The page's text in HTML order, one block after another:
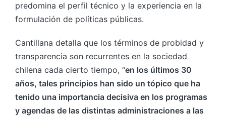
predomina el perfil técnico y la experiencia en la
formulación de políticas públicas.
Cantillana detalla que los términos de probidad y
transparencia son recurrentes en la sociedad
chilena cada cierto tiempo, “en los últimos 30
años, tales principios han sido un tópico que ha
tenido una importancia decisiva en los programas
y agendas de las distintas administraciones a las